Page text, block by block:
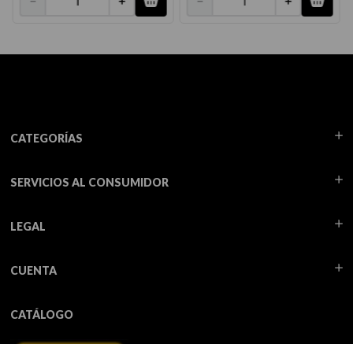
CATEGORÍAS
SERVICIOS AL CONSUMIDOR
LEGAL
CUENTA
CATÁLOGO